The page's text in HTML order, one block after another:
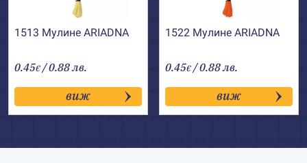
1513 Мулине АRIADNA
0.45€ / 0.88 лв.
виж
1522 Мулине АRIADNA
0.45€ / 0.88 лв.
виж